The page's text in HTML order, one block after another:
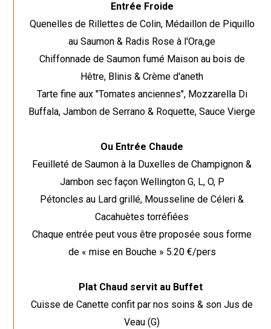
Entrée Froide
Quenelles de Rillettes de Colin, Médaillon de Piquillo
au Saumon & Radis Rose à l'Ora,ge
Chiffonnade de Saumon fumé Maison au bois de
Hêtre, Blinis & Crème d'aneth
Tarte fine aux "Tomates anciennes", Mozzarella Di
Buffala, Jambon de Serrano & Roquette, Sauce Vierge
Ou Entrée Chaude
Feuilleté de Saumon à la Duxelles de Champignon &
Jambon sec façon Wellington G, L, O, P
Pétoncles au Lard grillé, Mousseline de Céleri &
Cacahuètes torréfiées
Chaque entrée peut vous être proposée sous forme
de « mise en Bouche » 5.20 €/pers
Plat Chaud servit au Buffet
Cuisse de Canette confit par nos soins & son Jus de
Veau (G)